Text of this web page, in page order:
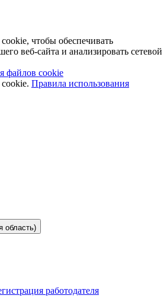
чтобы обеспечивать
веб-сайта и анализировать сетевой
файлов cookie
Правила использования
область)
работодателя